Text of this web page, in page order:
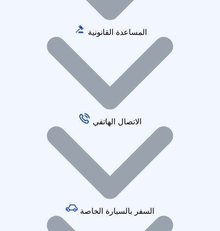
المساعدة القانونية
الاتصال الهاتفي
السفر بالسيارة الخاصة